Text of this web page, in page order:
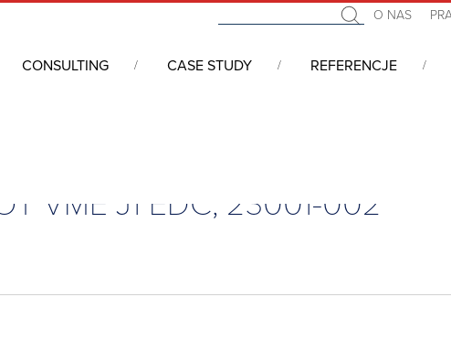
O NAS
CONSULTING CASE STUDY REFERENCJE
VME J1 EDC, 23001-002